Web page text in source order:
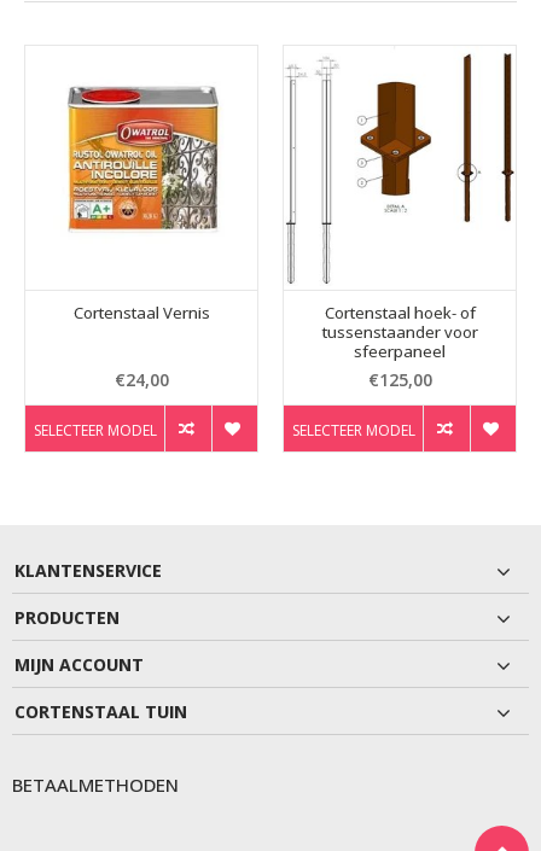
Cortenstaal Vernis
€24,00
SELECTEER MODEL
Cortenstaal hoek- of
tussenstaander voor
sfeerpaneel
€125,00
SELECTEER MODEL
KLANTENSERVICE
PRODUCTEN
MIJN ACCOUNT
CORTENSTAAL TUIN
BETAALMETHODEN